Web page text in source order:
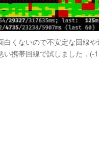
白くないので不安定な回線
い携帯回線で試しました．